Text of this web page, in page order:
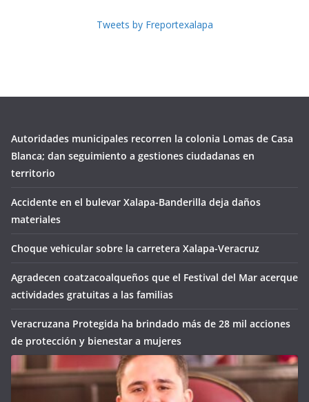
Tweets by Freportexalapa
Autoridades municipales recorren la colonia Lomas de Casa
Blanca; dan seguimiento a gestiones ciudadanas en
territorio
Accidente en el bulevar Xalapa-Banderilla deja daños
materiales
Choque vehicular sobre la carretera Xalapa-Veracruz
Agradecen coatzacoalqueños que el Festival del Mar acerque
actividades gratuitas a las familias
Veracruzana Protegida ha brindado más de 28 mil acciones
de protección y bienestar a mujeres